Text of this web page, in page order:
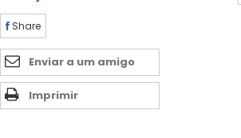
Share
Enviar a um amigo
Imprimir